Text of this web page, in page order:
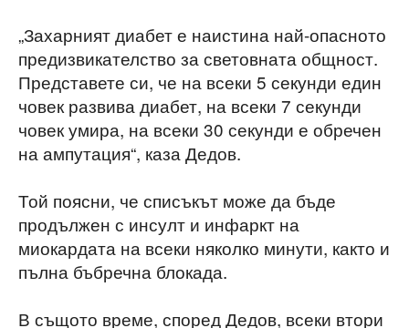
„Захарният диабет е наистина най-опасното
предизвикателство за световната общност.
Представете си, че на всеки 5 секунди един
човек развива диабет, на всеки 7 секунди
човек умира, на всеки 30 секунди е обречен
на ампутация“, каза Дедов.
Той поясни, че списъкът може да бъде
продължен с инсулт и инфаркт на
миокардата на всеки няколко минути, както и
пълна бъбречна блокада.
В същото време, според Дедов, всеки втори